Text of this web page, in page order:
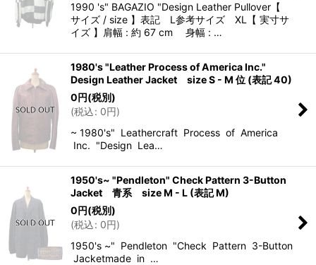
1990 's" BAGAZIO "Design Leather Pullover【
サイズ / size 】表記 L参考サイズ XL【 実寸サ
イズ 】肩幅 : 約 67 cm 身幅 : …
1980's "Leather Process of America Inc."
Design Leather Jacket size S - M 位 (表記 40)
0円(税別)
(税込: 0円)
~ 1980's" Leathercraft Process of America
Inc. "Design Lea…
1950's~ "Pendleton" Check Pattern 3-Button
Jacket 青系 size M - L (表記 M)
0円(税別)
(税込: 0円)
1950's ~" Pendleton "Check Pattern 3-Button
Jacketmade in …